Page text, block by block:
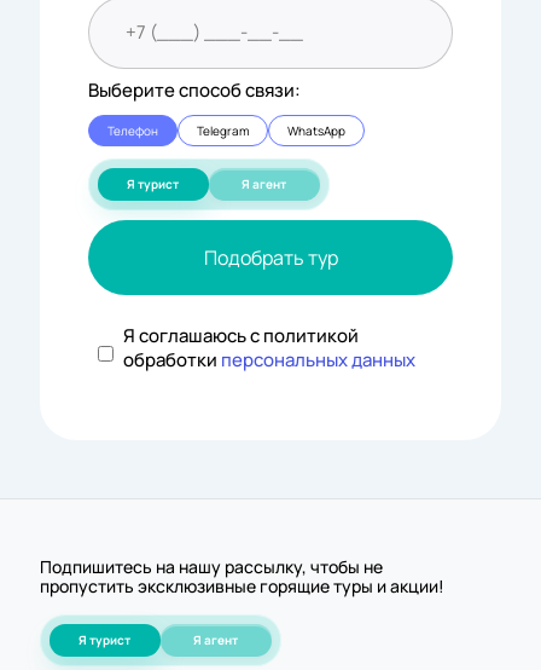
Выберите способ связи:
Телефон Telegram WhatsApp
Я турист Я агент
Подобрать тур
Я соглашаюсь с политикой
обработки персональных данных
Подпишитесь на нашу рассылку, чтобы не
пропустить эксклюзивные горящие туры и акции!
Я турист Я агент